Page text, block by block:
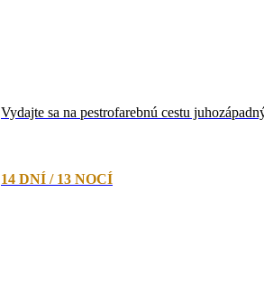
Vydajte sa na pestrofarebnú cestu
14 DNÍ / 13 NOCÍ